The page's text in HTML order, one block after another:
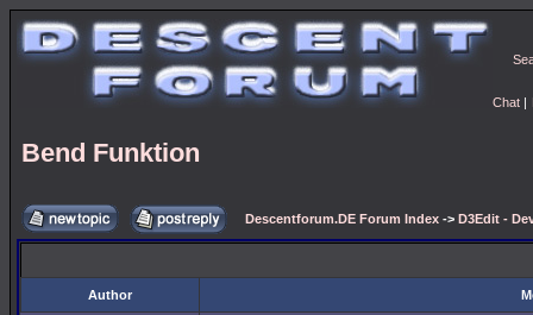
Chat |
Bend Funktion
Descentforum.DE Forum Index -> D3Edit -
Author